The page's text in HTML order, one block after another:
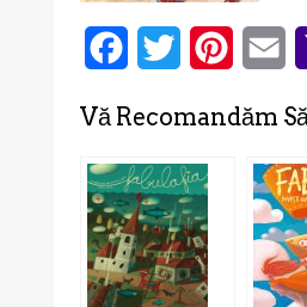
Facebook
Twitter
Vă Recomandăm